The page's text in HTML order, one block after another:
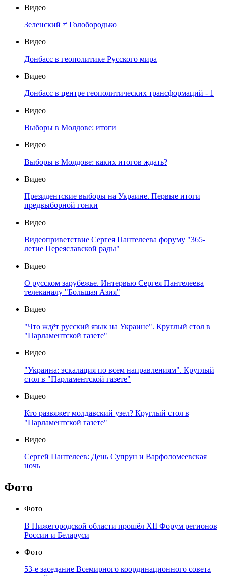
Видео
Зеленский ≠ Голобородько
Видео
Донбасс в геополитике Русского мира
Видео
Донбасс в центре геополитических трансформаций - 1
Видео
Выборы в Молдове: итоги
Видео
Выборы в Молдове: каких итогов ждать?
Видео
Президентские выборы на Украине. Первые итоги
предвыборной гонки
Видео
Видеоприветствие Сергея Пантелеева форуму "365-
летие Переяславской рады"
Видео
О русском зарубежье. Интервью Сергея Пантелеева
телеканалу "Большая Азия"
Видео
"Что ждёт русский язык на Украине". Круглый стол в
"Парламентской газете"
Видео
"Украина: эскалация по всем направлениям". Круглый
стол в "Парламентской газете"
Видео
Кто развяжет молдавский узел? Круглый стол в
"Парламентской газете"
Видео
Сергей Пантелеев: День Супрун и Варфоломеевская
ночь
Фото
Фото
В Нижегородской области прошёл XII Форум регионов
России и Беларуси
Фото
53-е заседание Всемирного координационного совета